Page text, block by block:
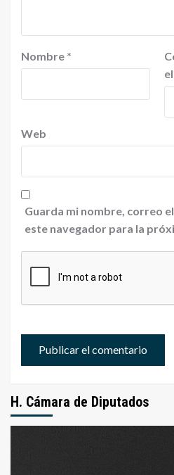
Nombre *
Web
Guarda mi nombre, correo
este navegador para la
H. Cámara de Diputados